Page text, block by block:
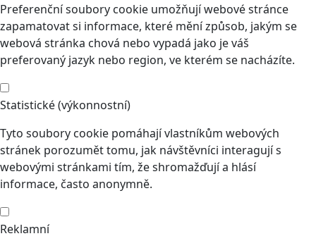
Preferenční soubory cookie umožňují webové stránce
zapamatovat si informace, které mění způsob, jakým se
webová stránka chová nebo vypadá jako je váš
preferovaný jazyk nebo region, ve kterém se nacházíte.
Statistické (výkonnostní)
Tyto soubory cookie pomáhají vlastníkům webových
stránek porozumět tomu, jak návštěvníci interagují s
webovými stránkami tím, že shromažďují a hlásí
informace, často anonymně.
Reklamní